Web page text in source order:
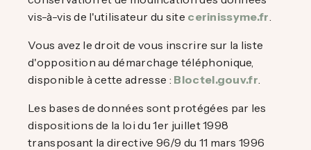
vis-à-vis de l'utilisateur du site cerinissyme.fr
Vous avez le droit de vous inscrire sur la liste
d'opposition au démarchage téléphonique,
disponible à cette adresse : Bloctel.gouv.fr
Les bases de données sont protégées par les
dispositions de la loi du 1er juillet 1998
transposant la directive 96/9 du 11 mars 1996